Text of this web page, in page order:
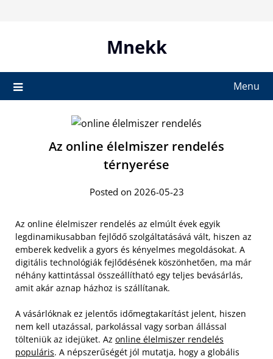
Mnekk
Menu
Az online élelmiszer rendelés
térnyerése
Posted on 2026-05-23
Az online élelmiszer rendelés az elmúlt évek egyik
legdinamikusabban fejlődő szolgáltatásává vált, hiszen az
emberek kedvelik a gyors és kényelmes megoldásokat. A
digitális technológiák fejlődésének köszönhetően, ma már
néhány kattintással összeállítható egy teljes bevásárlás,
amit akár aznap házhoz is szállítanak.
A vásárlóknak ez jelentős időmegtakarítást jelent, hiszen
nem kell utazással, parkolással vagy sorban állással
tölteniük az idejüket. Az online élelmiszer rendelés
populáris. A népszerűségét jól mutatja, hogy a globális